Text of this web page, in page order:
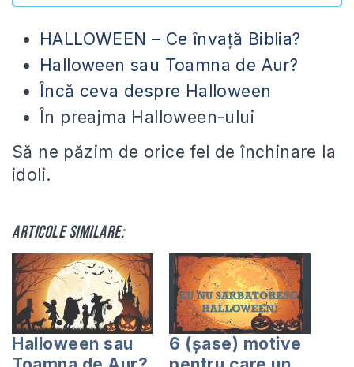
HALLOWEEN – Ce învaţă Biblia?
Halloween sau Toamna de Aur?
Încă ceva despre Halloween
În preajma Halloween-ului
Să ne păzim de orice fel de închinare la
idoli.
Articole similare:
Halloween sau
6 (șase) motive